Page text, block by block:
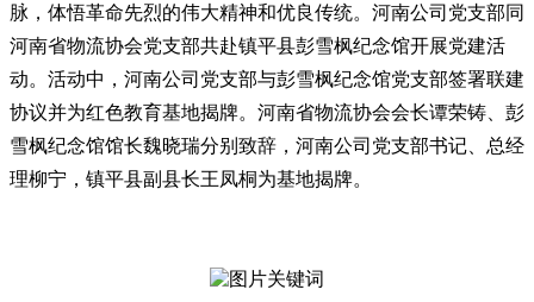
脉，体悟革命先烈的伟大精神和优良传统。河南公司党支部同
河南省物流协会党支部共赴镇平县彭雪枫纪念馆开展党建活
动。活动中，河南公司党支部与彭雪枫纪念馆党支部签署联建
协议并为红色教育基地揭牌。河南省物流协会会长谭荣铸、彭
雪枫纪念馆馆长魏晓瑞分别致辞，河南公司党支部书记、总经
理柳宁，镇平县副县长王凤桐为基地揭牌。